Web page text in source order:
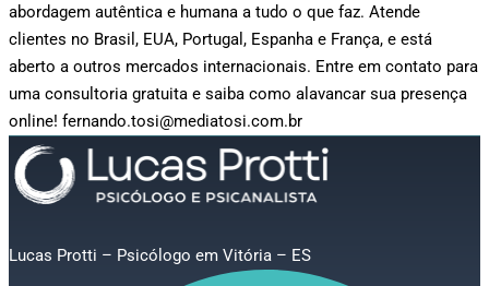
abordagem autêntica e humana a tudo o que faz. Atende
clientes no Brasil, EUA, Portugal, Espanha e França, e está
aberto a outros mercados internacionais. Entre em contato para
uma consultoria gratuita e saiba como alavancar sua presença
online! fernando.tosi@mediatosi.com.br
Lucas Protti – Psicólogo em Vitória – ES